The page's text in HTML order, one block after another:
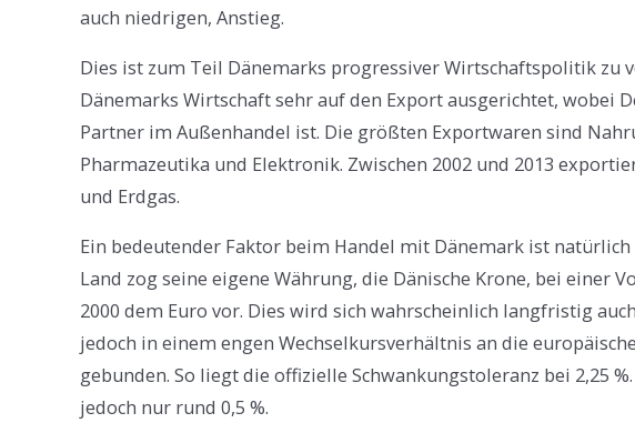
auch niedrigen, Anstieg.
Dies ist zum Teil Dänemarks progressiver Wirtschaftspolitik zu
Dänemarks Wirtschaft sehr auf den Export ausgerichtet, wobei
Partner im Außenhandel ist. Die größten Exportwaren sind
Pharmazeutika und Elektronik. Zwischen 2002 und 2013
und Erdgas.
Ein bedeutender Faktor beim Handel mit Dänemark ist natürlich
Land zog seine eigene Währung, die Dänische Krone, bei einer
2000 dem Euro vor. Dies wird sich wahrscheinlich langfristig
jedoch in einem engen Wechselkursverhältnis an die
gebunden. So liegt die offizielle Schwankungstoleranz bei 2,25
jedoch nur rund 0,5 %.